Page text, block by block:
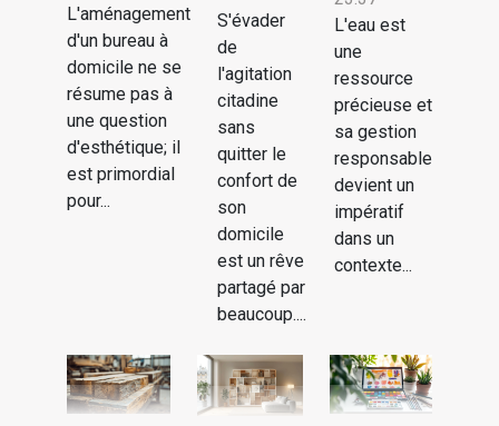
L'aménagement
d'un bureau à
domicile ne se
résume pas à
une question
d'esthétique; il
est primordial
pour...
S'évader
de
l'agitation
citadine
sans
quitter le
confort de
son
domicile
est un rêve
partagé par
beaucoup....
L'eau est
une
ressource
précieuse et
sa gestion
responsable
devient un
impératif
dans un
contexte...